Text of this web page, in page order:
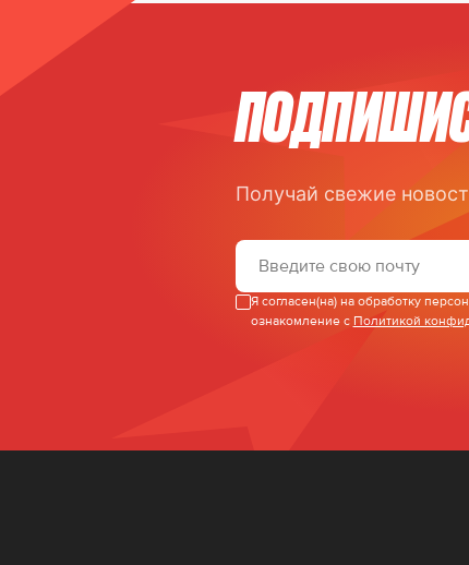
Получай свежие
Я согласен(на) на обработку
ознакомление с Политикой